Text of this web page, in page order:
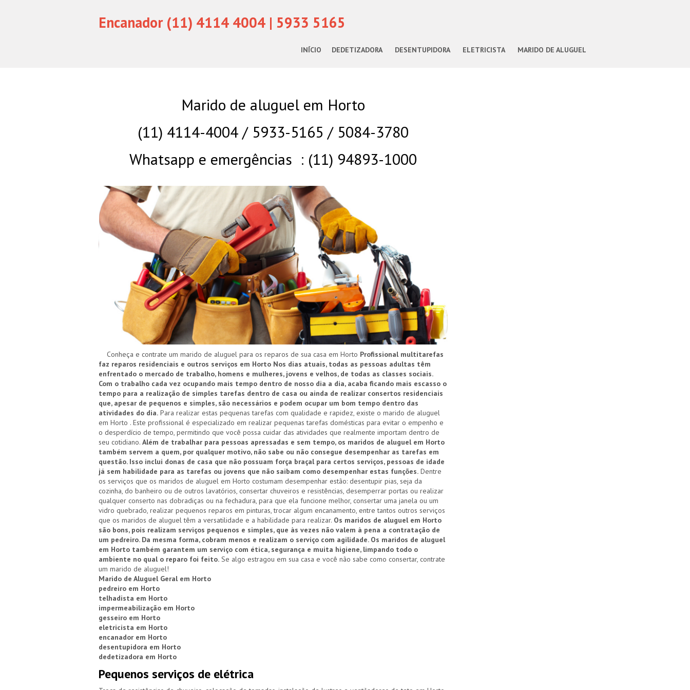
Encanador (11) 4114 4004 | 5933 5165
INÍCIO DEDETIZADORA DESENTUPIDORA ELETRICISTA MARIDO DE ALUGUEL
Marido de aluguel em Horto
(11) 4114-4004 / 5933-5165 / 5084-3780
Whatsapp e emergências : (11) 94893-1000
Conheça e contrate um marido de aluguel para os reparos de sua casa em Horto Profissional multitarefas
faz reparos residenciais e outros serviços em Horto Nos dias atuais, todas as pessoas adultas têm
enfrentado o mercado de trabalho, homens e mulheres, jovens e velhos, de todas as classes sociais.
Com o trabalho cada vez ocupando mais tempo dentro de nosso dia a dia, acaba ficando mais escasso o
tempo para a realização de simples tarefas dentro de casa ou ainda de realizar consertos residenciais
que, apesar de pequenos e simples, são necessários e podem ocupar um bom tempo dentro das
atividades do dia. Para realizar estas pequenas tarefas com qualidade e rapidez, existe o marido de aluguel
em Horto . Este profissional é especializado em realizar pequenas tarefas domésticas para evitar o empenho e
o desperdício de tempo, permitindo que você possa cuidar das atividades que realmente importam dentro de
seu cotidiano. Além de trabalhar para pessoas apressadas e sem tempo, os maridos de aluguel em Horto
também servem a quem, por qualquer motivo, não sabe ou não consegue desempenhar as tarefas em
questão. Isso inclui donas de casa que não possuam força braçal para certos serviços, pessoas de idade
já sem habilidade para as tarefas ou jovens que não saibam como desempenhar estas funções. Dentre
os serviços que os maridos de aluguel em Horto costumam desempenhar estão: desentupir pias, seja da
cozinha, do banheiro ou de outros lavatórios, consertar chuveiros e resistências, desemperrar portas ou realizar
qualquer conserto nas dobradiças ou na fechadura, para que ela funcione melhor, consertar uma janela ou um
vidro quebrado, realizar pequenos reparos em pinturas, trocar algum encanamento, entre tantos outros serviços
que os maridos de aluguel têm a versatilidade e a habilidade para realizar. Os maridos de aluguel em Horto
são bons, pois realizam serviços pequenos e simples, que às vezes não valem à pena a contratação de
um pedreiro. Da mesma forma, cobram menos e realizam o serviço com agilidade. Os maridos de aluguel
em Horto também garantem um serviço com ética, segurança e muita higiene, limpando todo o
ambiente no qual o reparo foi feito. Se algo estragou em sua casa e você não sabe como consertar, contrate
um marido de aluguel!
Marido de Aluguel Geral em Horto
pedreiro em Horto
telhadista em Horto
impermeabilização em Horto
gesseiro em Horto
eletricista em Horto
encanador em Horto
desentupidora em Horto
dedetizadora em Horto
Pequenos serviços de elétrica